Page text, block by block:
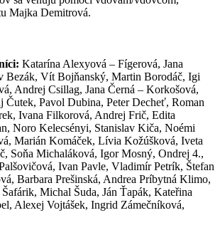
Majka Demitrová.
Katarína Alexyová – Fígerová, Jana
Bezák, Vít Bojňanský, Martin Borodáč, Igi
Andrej Csillag, Jana Černá – Korkošová,
Čutek, Pavol Dubina, Peter Decheť, Roman
Ivana Filkorová, Andrej Frič, Edita
Noro Kelecsényi, Stanislav Kiča, Noémi
Marián Komáček, Lívia Kožúšková, Iveta
Soňa Michaláková, Igor Mosný, Ondrej 4.,
Ivan Pavle, Vladimír Petrík, Štefan
Barbara Prešinská, Andrea Príbytná Klimo,
Michal Šuda, Ján Ťapák, Kateřina
Alexej Vojtášek, Ingrid Zámečníková,